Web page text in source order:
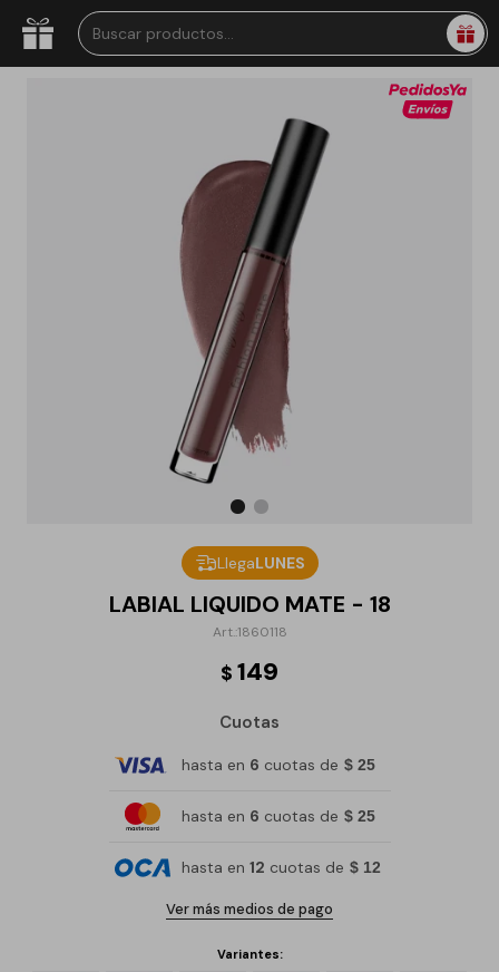
LlegaLUNES
LABIAL LIQUIDO MATE - 18
1860118
$ 149
Cuotas
hasta en 6 cuotas de $ 25
hasta en 6 cuotas de $ 25
hasta en 12 cuotas de $ 12
Ver más medios de pago
Variantes: